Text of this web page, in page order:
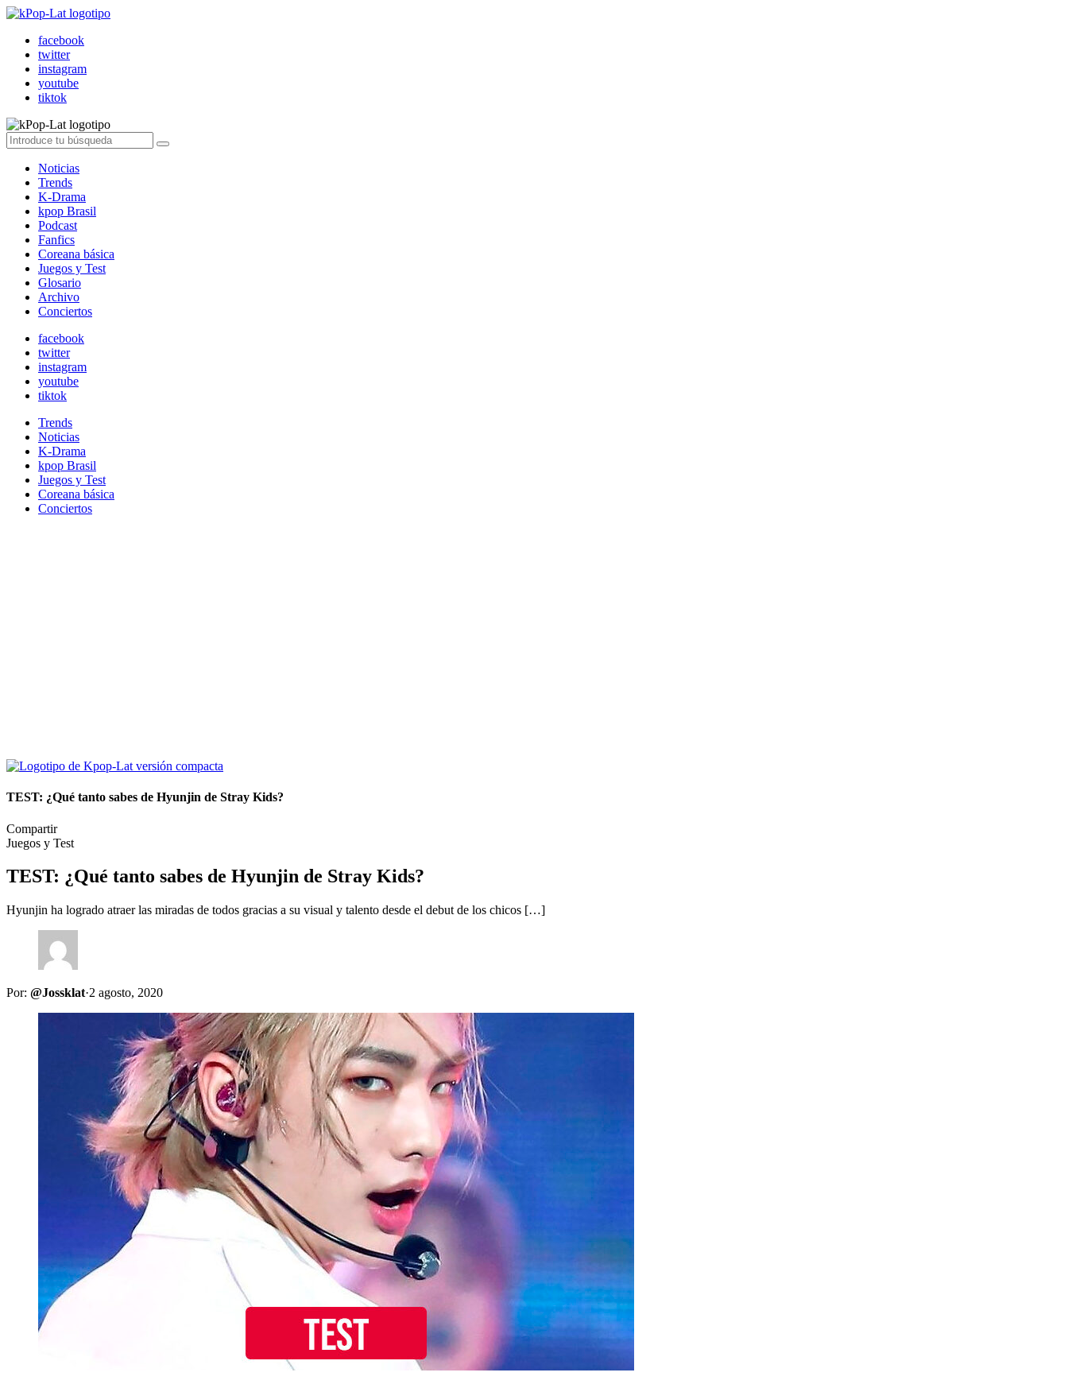
facebook
twitter
instagram
youtube
tiktok
Noticias
Trends
K-Drama
kpop Brasil
Podcast
Fanfics
Coreana básica
Juegos y Test
Glosario
Archivo
Conciertos
facebook
twitter
instagram
youtube
tiktok
Trends
Noticias
K-Drama
kpop Brasil
Juegos y Test
Coreana básica
Conciertos
TEST: ¿Qué tanto sabes de Hyunjin de Stray Kids?
Compartir
Juegos y Test
TEST: ¿Qué tanto sabes de Hyunjin de Stray Kids?
Hyunjin ha logrado atraer las miradas de todos gracias a su visual y talento desde el debut de los chicos […]
Por: @Jossklat·2 agosto, 2020